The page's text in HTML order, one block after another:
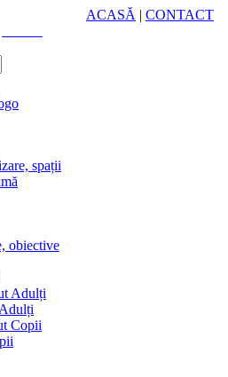
ACASĂ | CONTACT
spații
obiective
Adulți
Copii